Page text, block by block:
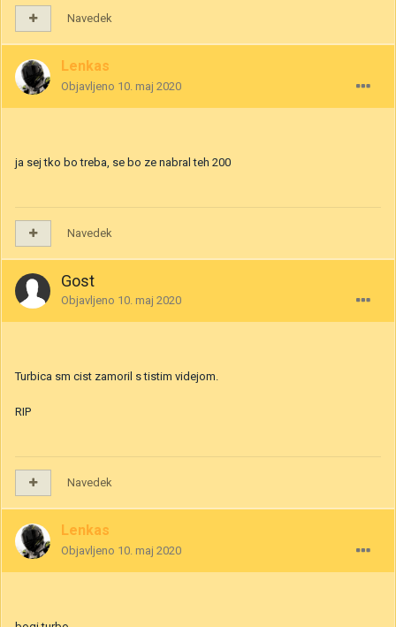
Navedek
Lenkas
Objavljeno 10. maj 2020
ja sej tko bo treba, se bo ze nabral teh 200
Navedek
Gost
Objavljeno 10. maj 2020
Turbica sm cist zamoril s tistim videjom.
RIP
Navedek
Lenkas
Objavljeno 10. maj 2020